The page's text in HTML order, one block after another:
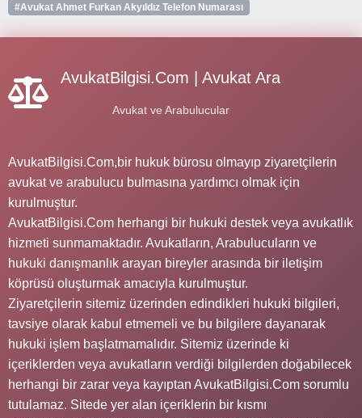
#Avukat Ahmet Furkan Akyıldız Telefon Numarası
AvukatBilgisi.Com | Avukat Ara
Avukat ve Arabulucular
AvukatBilgisi.Com,bir hukuk bürosu olmayıp ziyaretçilerin
avukat ve arabulucu bulmasına yardımcı olmak için
kurulmuştur.
AvukatBilgisi.Com herhangi bir hukuki destek veya avukatlık
hizmeti sunmamaktadır. Avukatların, Arabulucuların ve
hukuki danışmanlık arayan bireyler arasında bir iletişim
köprüsü oluşturmak amacıyla kurulmuştur.
Ziyaretçilerin sitemiz üzerinden edindikleri hukuki bilgileri,
tavsiye olarak kabul etmemeli ve bu bilgilere dayanarak
hukuki işlem başlatmamalıdır. Sitemiz üzerinde ki
içeriklerden veya avukatların verdiği bilgilerden doğabilecek
herhangi bir zarar veya kayıptan AvukatBilgisi.Com sorumlu
tutulamaz. Sitede yer alan içeriklerin bir kısmı